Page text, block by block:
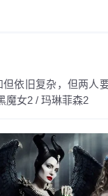
依旧复杂，但两人
魔女2 / 玛琳菲森2